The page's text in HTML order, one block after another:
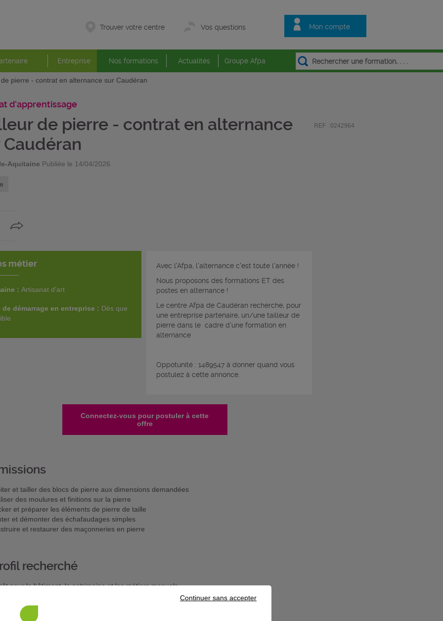
Mon compte
Trouver votre centre Vos questions
Entreprise Nos formations Actualités Groupe Afpa
de pierre - contrat en alternance sur Caudéran
d'apprentissage
de pierre - contrat en alternance
Caudéran
Aquitaine Publiée le 14/04/2026
métier
:Artisanat d'art
de démarrage en entreprise : Dès que
Avec l'Afpa, l'alternance c'est toute l'année !
Nous proposons des formations ET des
postes en alternance !
Le centre Afpa de Caudéran recherche, pour
une entreprise partenaire, un/une tailleur de
pierre dans le cadre d'une formation en
alternance
Oppotunité : 1489547 à donner quand vous
postulez à cette annonce.
Connectez-vous pour postuler à cette
offre
et tailler des blocs de pierre aux dimensions demandées
des moulures et finitions sur la pierre
et préparer les éléments de pierre de taille
et démonter des échafaudages simples
et restaurer des maçonneries en pierre
recherché
pour le bâtiment, le patrimoine et les métiers manuels
habileté manuelle
et précision dans les gestes
REF : 0242964
Continuer sans accepter